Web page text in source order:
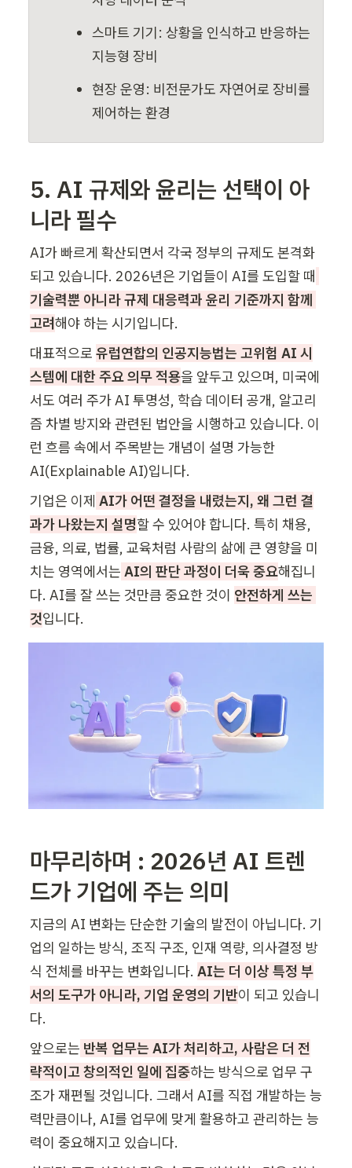
스마트 기기: 상황을 인식하고 반응하는
지능형 장비
현장 운영: 비전문가도 자연어로 장비를
제어하는 환경
5. AI 규제와 윤리는 선택이 아
니라 필수
AI가 빠르게 확산되면서 각국 정부의 규제도 본격화
되고 있습니다. 2026년은 기업들이 AI를 도입할 때
기술력뿐 아니라 규제 대응력과 윤리 기준까지 함께
고려해야 하는 시기입니다.
대표적으로 유럽연합의 인공지능법는 고위험 AI 시
스템에 대한 주요 의무 적용을 앞두고 있으며, 미국에
서도 여러 주가 AI 투명성, 학습 데이터 공개, 알고리
즘 차별 방지와 관련된 법안을 시행하고 있습니다. 이
런 흐름 속에서 주목받는 개념이 설명 가능한
AI(Explainable AI)입니다.
기업은 이제 AI가 어떤 결정을 내렸는지, 왜 그런 결
과가 나왔는지 설명할 수 있어야 합니다. 특히 채용,
금융, 의료, 법률, 교육처럼 사람의 삶에 큰 영향을 미
치는 영역에서는 AI의 판단 과정이 더욱 중요해집니
다. AI를 잘 쓰는 것만큼 중요한 것이 안전하게 쓰는
것입니다.
마무리하며 : 2026년 AI 트렌
드가 기업에 주는 의미
지금의 AI 변화는 단순한 기술의 발전이 아닙니다. 기
업의 일하는 방식, 조직 구조, 인재 역량, 의사결정 방
식 전체를 바꾸는 변화입니다. AI는 더 이상 특정 부
서의 도구가 아니라, 기업 운영의 기반이 되고 있습니
다.
앞으로는 반복 업무는 AI가 처리하고, 사람은 더 전
략적이고 창의적인 일에 집중하는 방식으로 업무 구
조가 재편될 것입니다. 그래서 AI를 직접 개발하는 능
력만큼이나, AI를 업무에 맞게 활용하고 관리하는 능
력이 중요해지고 있습니다.